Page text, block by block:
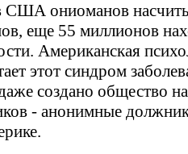
США ониоманов
еще 55 миллионов
Американская
этот синдром
создано общество
- анонимные